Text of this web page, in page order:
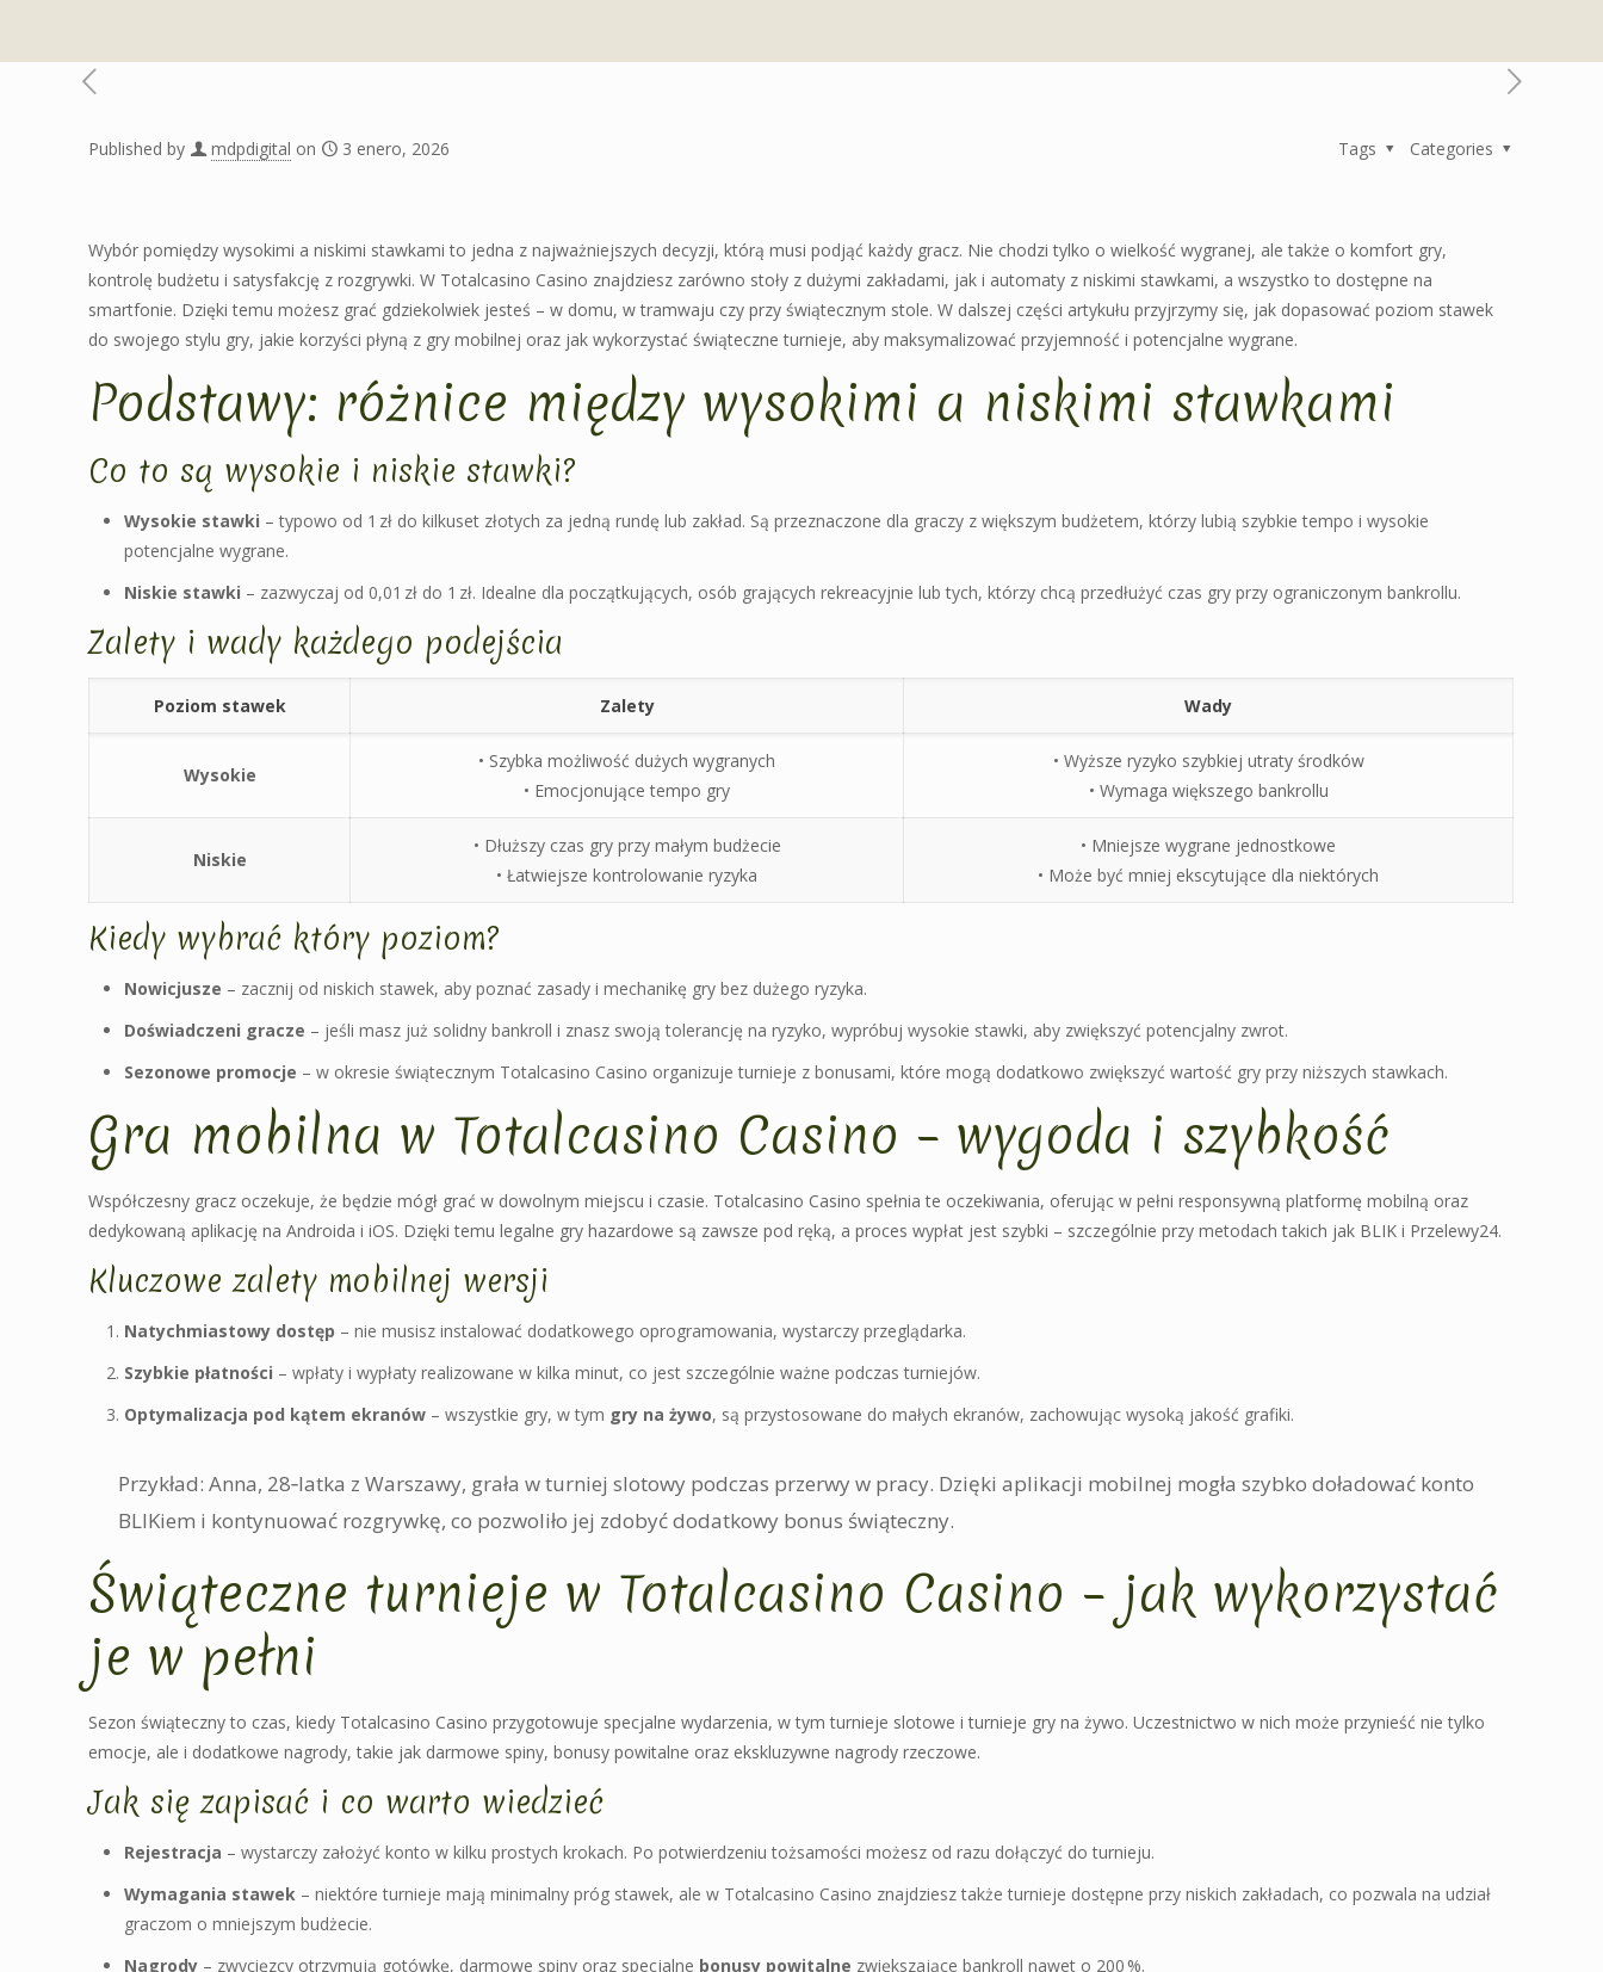
Published by mdpdigital on 3 enero, 2026 Categories
Tags
Wybór pomiędzy wysokimi a niskimi stawkami to jedna z najważniejszych decyzji, którą musi podjąć każdy gracz. Nie chodzi tylko o wielkość wygranej, ale także o komfort gry,
kontrolę budżetu i satysfakcję z rozgrywki. W Totalcasino Casino znajdziesz zarówno stoły z dużymi zakładami, jak i automaty z niskimi stawkami, a wszystko to dostępne na
smartfonie. Dzięki temu możesz grać gdziekolwiek jesteś – w domu, w tramwaju czy przy świątecznym stole. W dalszej części artykułu przyjrzymy się, jak dopasować poziom stawek
do swojego stylu gry, jakie korzyści płyną z gry mobilnej oraz jak wykorzystać świąteczne turnieje, aby maksymalizować przyjemność i potencjalne wygrane.
Podstawy: różnice między wysokimi a niskimi stawkami
Co to są wysokie i niskie stawki?
Wysokie stawki – typowo od 1 zł do kilkuset złotych za jedną rundę lub zakład. Są przeznaczone dla graczy z większym budżetem, którzy lubią szybkie tempo i wysokie
potencjalne wygrane.
Niskie stawki – zazwyczaj od 0,01 zł do 1 zł. Idealne dla początkujących, osób grających rekreacyjnie lub tych, którzy chcą przedłużyć czas gry przy ograniczonym bankrollu.
Zalety i wady każdego podejścia
Poziom stawek Zalety Wady
Wysokie
• Szybka możliwość dużych wygranych
• Emocjonujące tempo gry
• Wyższe ryzyko szybkiej utraty środków
• Wymaga większego bankrollu
Niskie
• Dłuższy czas gry przy małym budżecie
• Łatwiejsze kontrolowanie ryzyka
• Mniejsze wygrane jednostkowe
• Może być mniej ekscytujące dla niektórych
Kiedy wybrać który poziom?
Nowicjusze – zacznij od niskich stawek, aby poznać zasady i mechanikę gry bez dużego ryzyka.
Doświadczeni gracze – jeśli masz już solidny bankroll i znasz swoją tolerancję na ryzyko, wypróbuj wysokie stawki, aby zwiększyć potencjalny zwrot.
Sezonowe promocje – w okresie świątecznym Totalcasino Casino organizuje turnieje z bonusami, które mogą dodatkowo zwiększyć wartość gry przy niższych stawkach.
Gra mobilna w Totalcasino Casino – wygoda i szybkość
Współczesny gracz oczekuje, że będzie mógł grać w dowolnym miejscu i czasie. Totalcasino Casino spełnia te oczekiwania, oferując w pełni responsywną platformę mobilną oraz
dedykowaną aplikację na Androida i iOS. Dzięki temu legalne gry hazardowe są zawsze pod ręką, a proces wypłat jest szybki – szczególnie przy metodach takich jak BLIK i Przelewy24.
Kluczowe zalety mobilnej wersji
Natychmiastowy dostęp – nie musisz instalować dodatkowego oprogramowania, wystarczy przeglądarka.
Szybkie płatności – wpłaty i wypłaty realizowane w kilka minut, co jest szczególnie ważne podczas turniejów.
Optymalizacja pod kątem ekranów – wszystkie gry, w tym gry na żywo, są przystosowane do małych ekranów, zachowując wysoką jakość grafiki.
Przykład: Anna, 28‑latka z Warszawy, grała w turniej slotowy podczas przerwy w pracy. Dzięki aplikacji mobilnej mogła szybko doładować konto
BLIKiem i kontynuować rozgrywkę, co pozwoliło jej zdobyć dodatkowy bonus świąteczny.
Świąteczne turnieje w Totalcasino Casino – jak wykorzystać
je w pełni
Sezon świąteczny to czas, kiedy Totalcasino Casino przygotowuje specjalne wydarzenia, w tym turnieje slotowe i turnieje gry na żywo. Uczestnictwo w nich może przynieść nie tylko
emocje, ale i dodatkowe nagrody, takie jak darmowe spiny, bonusy powitalne oraz ekskluzywne nagrody rzeczowe.
Jak się zapisać i co warto wiedzieć
Rejestracja – wystarczy założyć konto w kilku prostych krokach. Po potwierdzeniu tożsamości możesz od razu dołączyć do turnieju.
Wymagania stawek – niektóre turnieje mają minimalny próg stawek, ale w Totalcasino Casino znajdziesz także turnieje dostępne przy niskich zakładach, co pozwala na udział
graczom o mniejszym budżecie.
Nagrody – zwycięzcy otrzymują gotówkę, darmowe spiny oraz specjalne bonusy powitalne zwiększające bankroll nawet o 200 %.